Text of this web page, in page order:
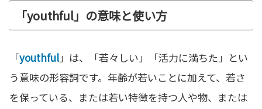
「youthful」の意味と使い方
「youthful」は、「若々しい」「活力に満ちた」とい
う意味の形容詞です。年齢が若いことに加えて、若さ
を保っている、または若い特徴を持つ人や物、または